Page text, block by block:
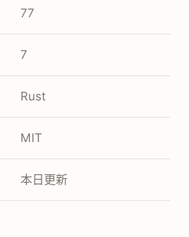
77
7
Rust
MIT
本日更新